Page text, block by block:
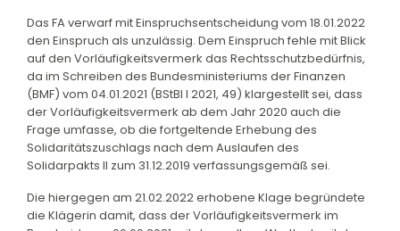
Das FA verwarf mit Einspruchsentscheidung vom 18.01.2022
den Einspruch als unzulässig. Dem Einspruch fehle mit Blick
auf den Vorläufigkeitsvermerk das Rechtsschutzbedürfnis,
da im Schreiben des Bundesministeriums der Finanzen
(BMF) vom 04.01.2021 (BStBl I 2021, 49) klargestellt sei, dass
der Vorläufigkeitsvermerk ab dem Jahr 2020 auch die
Frage umfasse, ob die fortgeltende Erhebung des
Solidaritätszuschlags nach dem Auslaufen des
Solidarpakts II zum 31.12.2019 verfassungsgemäß sei.
Die hiergegen am 21.02.2022 erhobene Klage begründete
die Klägerin damit, dass der Vorläufigkeitsvermerk im